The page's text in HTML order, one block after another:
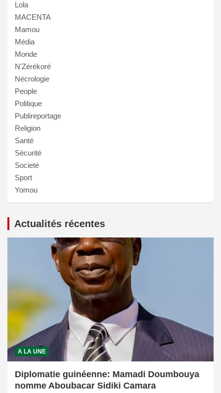
Lola
MACENTA
Mamou
Média
Monde
N'Zérékoré
Nécrologie
People
Politique
Publireportage
Religion
Santé
Sécurité
Societé
Sport
Yomou
Actualités récentes
A LA UNE
Diplomatie guinéenne: Mamadi Doumbouya
nomme Aboubacar Sidiki Camara